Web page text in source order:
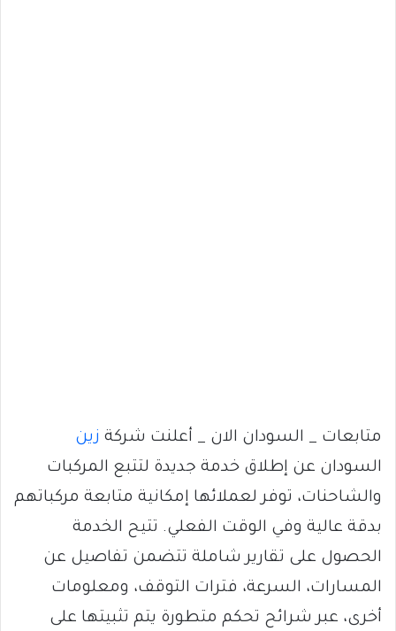
متابعات _ السودان الان _ أعلنت شركة زين
السودان عن إطلاق خدمة جديدة لتتبع المركبات
والشاحنات، توفر لعملائها إمكانية متابعة مركباتهم
بدقة عالية وفي الوقت الفعلي. تتيح الخدمة
الحصول على تقارير شاملة تتضمن تفاصيل عن
المسارات، السرعة، فترات التوقف، ومعلومات
أخرى، عبر شرائح تحكم متطورة يتم تثبيتها على